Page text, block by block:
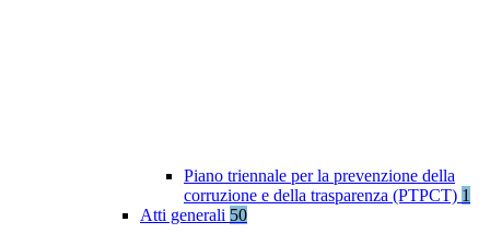
Piano triennale per la prevenzione della
corruzione e della trasparenza (PTPCT) 1
Atti generali 50